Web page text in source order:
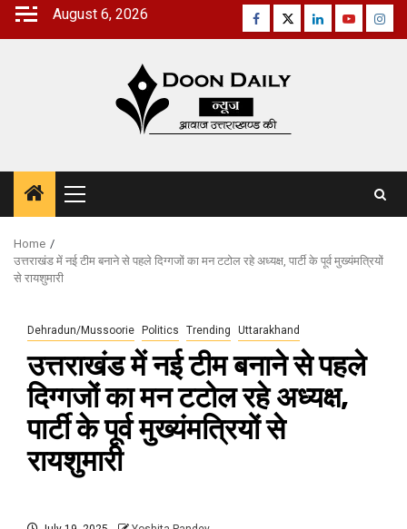
Skip
August 6, 2026 Facebook
TwitterLinkedinYoutube
Primary
Menu
Home
उत्तराखंड में नई टीम बनाने से पहले दिग्गजों का मन टटोल रहे अध्यक्ष, पार्टी के पूर्व मुख्यंमत्रियों
से रायशुमारी
Dehradun/Mussoorie Politics Trending Uttarakhand
उत्तराखंड में नई टीम बनाने से पहले
दिग्गजों का मन टटोल रहे अध्यक्ष,
पार्टी के पूर्व मुख्यंमत्रियों से
रायशुमारी